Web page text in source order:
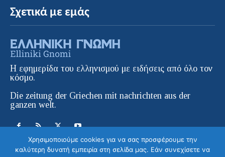
Σχετικά με εμάς
Η εφημερίδα του ελληνισμού με ειδήσεις από όλο τον
κόσμο.
Die zeitung der Griechen mit nachrichten aus der
ganzen welt.
Χρησιμοποιούμε cookies για να σας προσφέρουμε την
καλύτερη δυνατή εμπειρία στη σελίδα μας. Εάν συνεχίσετε να